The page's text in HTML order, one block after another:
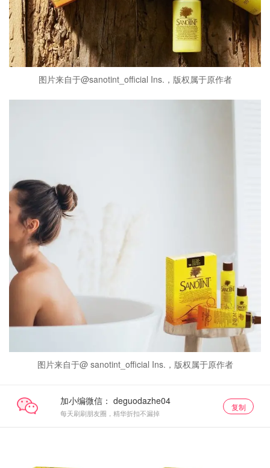
图片来自于@sanotint_official Ins.，版权属于原作者
图片来自于@ sanotint_official Ins.，版权属于原作者
加小编微信：
每天刷刷朋友圈，精华折扣不漏掉
复制